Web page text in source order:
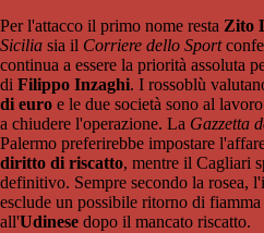
Per l'attacco il primo nome resta Zito
Sicilia sia il Corriere dello Sport
continua a essere la priorità assoluta
di Filippo Inzaghi. I rossoblù
di euro e le due società sono al
a chiudere l'operazione. La Gazzetta
Palermo preferirebbe impostare
diritto di riscatto, mentre il Cagliari
definitivo. Sempre secondo la rosea,
esclude un possibile ritorno di
all'Udinese dopo il mancato riscatto.